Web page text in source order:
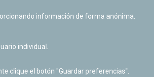
información de forma anónima.
individual.
clique el botón "Guardar preferencias".